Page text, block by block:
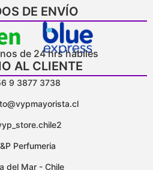
DE ENVÍO
de 24 hrs hábiles
AL CLIENTE
9 3877 3738
Perfumeria
del Mar - Chile